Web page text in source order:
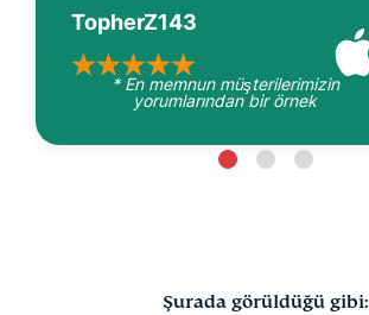
TopherZ143
* En memnun müşterilerimizin
yorumlarından bir örnek
Şurada görüldüğü gibi: